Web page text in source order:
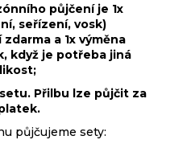
půjčení je 1x
seřízení, vosk)
a 1x výměna
když je potřeba jiná
Přilbu lze půjčit za
půjčujeme sety: